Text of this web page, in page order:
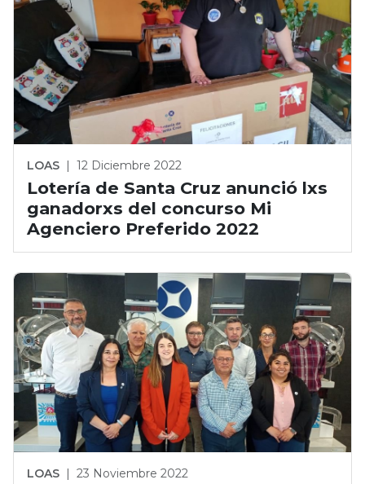
LOAS | 12 Diciembre 2022
Lotería de Santa Cruz anunció lxs
ganadorxs del concurso Mi
Agenciero Preferido 2022
LOAS | 23 Noviembre 2022